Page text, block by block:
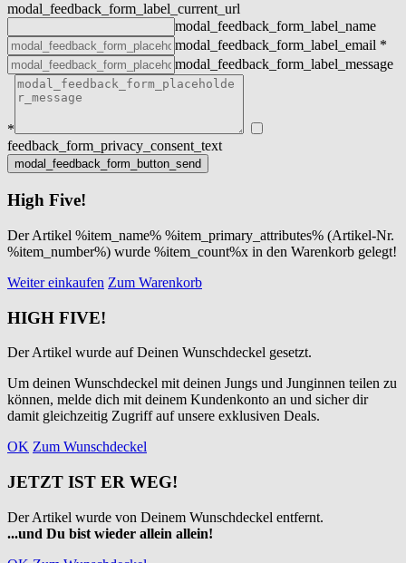
modal_feedback_form_label_current_url
modal_feedback_form_label_name
modal_feedback_form_label_email *
modal_feedback_form_label_message
*
feedback_form_privacy_consent_text
High Five!
Der Artikel %item_name% %item_primary_attributes% (Artikel-Nr.
%item_number%) wurde %item_count%x in den Warenkorb gelegt!
Weiter einkaufen Zum Warenkorb
HIGH FIVE!
Der Artikel wurde auf Deinen Wunschdeckel gesetzt.
Um deinen Wunschdeckel mit deinen Jungs und Junginnen teilen zu
können, melde dich mit deinem Kundenkonto an und sicher dir
damit gleichzeitig Zugriff auf unsere exklusiven Deals.
OK Zum Wunschdeckel
JETZT IST ER WEG!
Der Artikel wurde von Deinem Wunschdeckel entfernt.
...und Du bist wieder allein allein!